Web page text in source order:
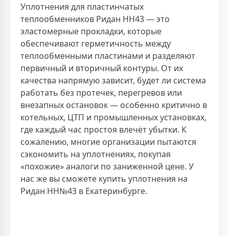
Уплотнения для пластинчатых
теплообменников Ридан НН43 — это
эластомерные прокладки, которые
обеспечивают герметичность между
теплообменными пластинами и разделяют
первичный и вторичный контуры. От их
качества напрямую зависит, будет ли система
работать без протечек, перегревов или
внезапных остановок — особенно критично в
котельных, ЦТП и промышленных установках,
где каждый час простоя влечёт убытки. К
сожалению, многие организации пытаются
сэкономить на уплотнениях, покупая
«похожие» аналоги по заниженной цене. У
нас же вы сможете купить уплотнения на
Ридан НН№43 в Екатеринбурге.